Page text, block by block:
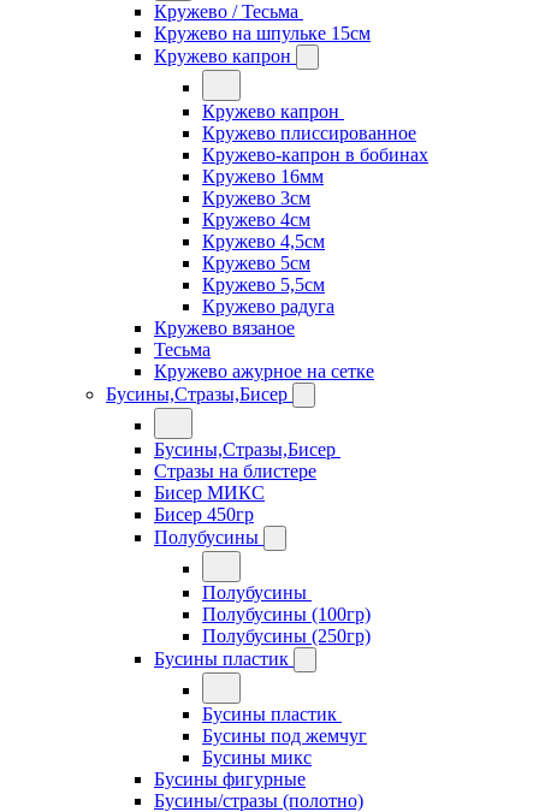
Кружево / Тесьма
Кружево на шпульке 15см
Кружево капрон
Кружево капрон
Кружево плиссированное
Кружево-капрон в бобинах
Кружево 16мм
Кружево 3см
Кружево 4см
Кружево 4,5см
Кружево 5см
Кружево 5,5см
Кружево радуга
Кружево вязаное
Тесьма
Кружево ажурное на сетке
Бусины,Стразы,Бисер
Бусины,Стразы,Бисер
Стразы на блистере
Бисер МИКС
Бисер 450гр
Полубусины
Полубусины
Полубусины (100гр)
Полубусины (250гр)
Бусины пластик
Бусины пластик
Бусины под жемчуг
Бусины микс
Бусины фигурные
Бусины/стразы (полотно)